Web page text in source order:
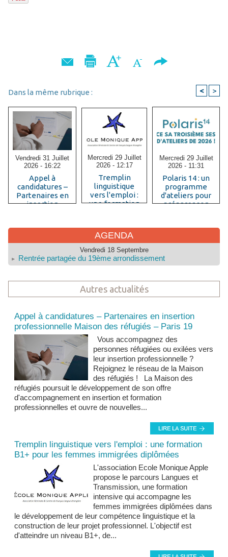
Dans la même rubrique : < >
Vendredi 31 Juillet
2026 - 16:22
Appel à
candidatures –
Partenaires en
insertion
réfugiés – Paris
Mercredi 29 Juillet
2026 - 12:17
Tremplin
linguistique
vers l'emploi :
une formation
immigrées
diplômées
Mercredi 29 Juillet
2026 - 11:31
Polaris 14 : un
programme
d'ateliers pour
préparer son
AGENDA
Vendredi 18 Septembre
Rentrée partagée du 19ème arrondissement
Autres actualités
Appel à candidatures – Partenaires en insertion
professionnelle Maison des réfugiés – Paris 19
Vous accompagnez des
personnes réfugiées ou exilées vers
leur insertion professionnelle ?
Rejoignez le réseau de la Maison
des réfugiés ! La Maison des
réfugiés poursuit le développement de son offre
d'accompagnement en insertion et formation
professionnelles et ouvre de nouvelles...
Tremplin linguistique vers l'emploi : une formation
B1+ pour les femmes immigrées diplômées
L'association Ecole Monique Apple
propose le parcours Langues et
Transmission, une formation
intensive qui accompagne les
femmes immigrées diplômées dans
le développement de leur compétence linguistique et la
construction de leur projet professionnel. L'objectif est
d'atteindre un niveau B1+, de...